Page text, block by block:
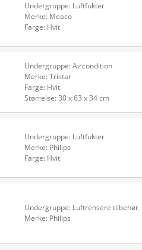
Undergruppe: Luftfukter
Merke: Meaco
Farge: Hvit
Undergruppe: Aircondition
Merke: Tristar
Farge: Hvit
Størrelse: 30 x 63 x 34 cm
Undergruppe: Luftfukter
Merke: Philips
Farge: Hvit
Undergruppe: Luftrensere tilbehør
Merke: Philips